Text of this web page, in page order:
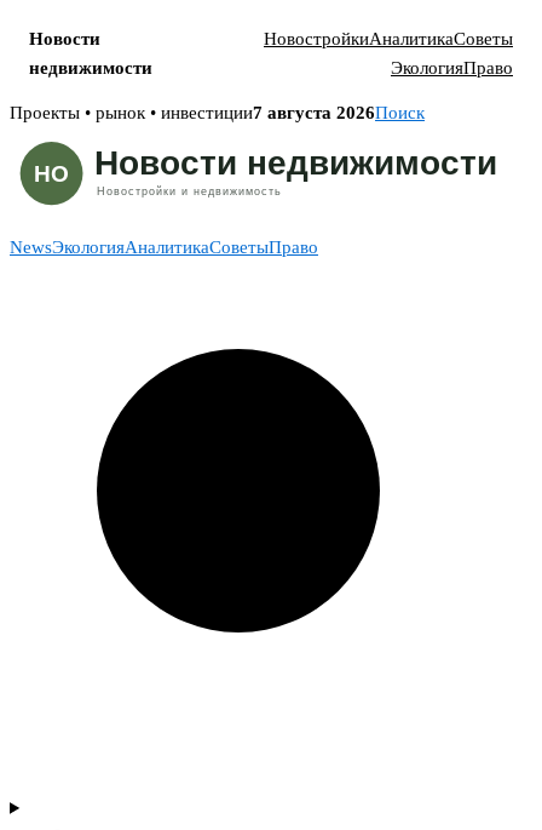
Новости
недвижимости
НовостройкиАналитикаСоветы
ЭкологияПраво
Skip
content
Проекты • рынок • инвестиции7 августа 2026Поиск
NewsЭкологияАналитикаСоветыПраво